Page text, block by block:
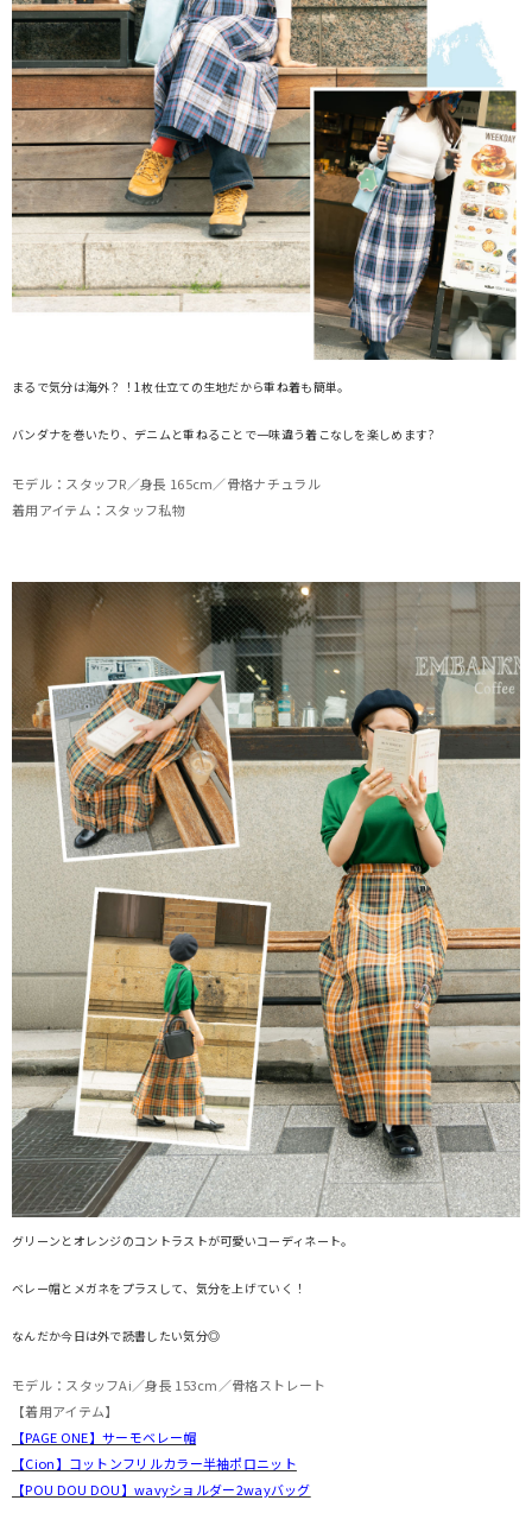
まるで気分は海外？！1枚仕立ての生地だから重ね着も簡単。
バンダナを巻いたり、デニムと重ねることで一味違う着こなしを楽しめます?
モデル：スタッフR／身長 165cm／骨格ナチュラル
着用アイテム：スタッフ私物
グリーンとオレンジのコントラストが可愛いコーディネート。
ベレー帽とメガネをプラスして、気分を上げていく！
なんだか今日は外で読書したい気分◎
モデル：スタッフAi／身長 153cm／骨格ストレート
【着用アイテム】
【PAGE ONE】サーモベレー帽
【Cion】コットンフリルカラー半袖ポロニット
【POU DOU DOU】wavyショルダー2wayバッグ